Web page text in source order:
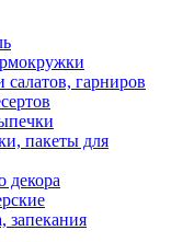
гарниров
пакеты для
декора
запекания